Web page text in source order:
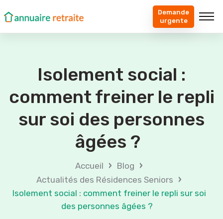
Demande
urgente
Isolement social :
comment freiner le repli
sur soi des personnes
âgées ?
Accueil › Blog ›
Actualités des Résidences Seniors ›
Isolement social : comment freiner le repli sur soi
des personnes âgées ?